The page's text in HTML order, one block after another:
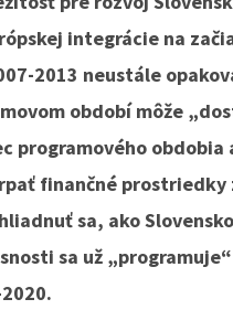
integrácie na
2013 neustále
období môže
programového obdobia
finančné
sa, ako
sa už